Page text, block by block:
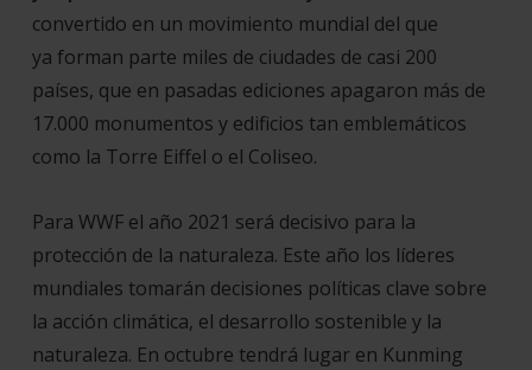
convertido en un movimiento mundial del que
ya forman parte miles de ciudades de casi 200
países, que en pasadas ediciones apagaron más de
17.000 monumentos y edificios tan emblemáticos
como la Torre Eiffel o el Coliseo.
Para WWF el año 2021 será decisivo para la
protección de la naturaleza. Este año los líderes
mundiales tomarán decisiones políticas clave sobre
la acción climática, el desarrollo sostenible y la
naturaleza. En octubre tendrá lugar en Kunming